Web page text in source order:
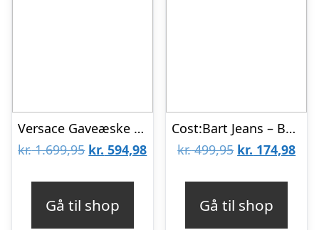
Versace Gaveæske – Hue/Body k/æ – Hvid/Lyseblå m. Logo
kr.1.699,95 Den
kr. 594,98Den
Gå til shop
Cost:Bart Jeans – Bowie – Sort Denim
kr.499,95 Den
kr. 174,98Den
Gå til shop